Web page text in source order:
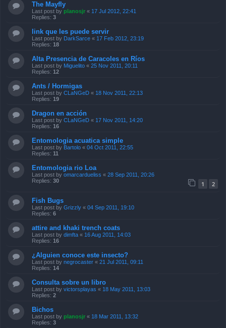
The Mayfly
Last post by planosjr « 17 Jul 2012, 22:41
Replies: 3
link que les puede servir
Last post by DarkSarce « 17 Feb 2012, 23:19
Replies: 18
Alta Presencia de Caracoles en Ríos
Last post by Miguelito « 25 Nov 2011, 20:11
Replies: 12
Ants / Hormigas
Last post by CLaNGeD « 18 Nov 2011, 22:13
Replies: 19
Dragon en acción
Last post by CLaNGeD « 17 Nov 2011, 14:20
Replies: 16
Entomologia acuatica simple
Last post by Bartolo « 04 Oct 2011, 22:55
Replies: 11
Entomologia rio Loa
Last post by omarcardueliss « 28 Sep 2011, 20:26
Replies: 30 1 2
Fish Bugs
Last post by Grizzly « 04 Sep 2011, 19:10
Replies: 6
attire and khaki trench coats
Last post by dimfta « 16 Aug 2011, 14:03
Replies: 16
¿Alguien conoce este insecto?
Last post by negrocaster « 21 Jul 2011, 09:11
Replies: 14
Consulta sobre un libro
Last post by victorsplayas « 18 May 2011, 13:03
Replies: 2
Bichos
Last post by planosjr « 18 Mar 2011, 13:32
Replies: 3